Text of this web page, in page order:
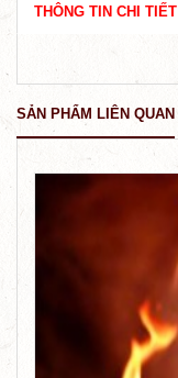
THÔNG TIN CHI TIẾT
SẢN PHẨM LIÊN QUAN